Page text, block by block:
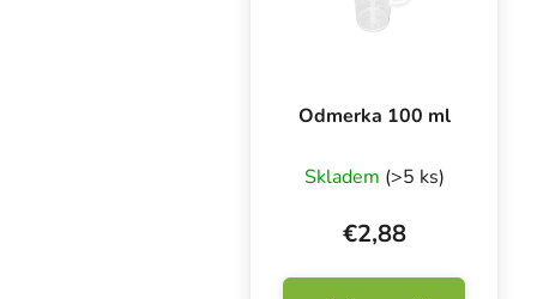
Odmerka 100 ml
Skladem (>5 ks)
€2,88